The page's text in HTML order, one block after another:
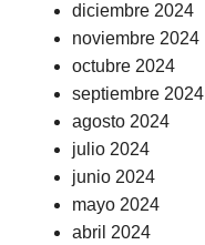
diciembre 2024
noviembre 2024
octubre 2024
septiembre 2024
agosto 2024
julio 2024
junio 2024
mayo 2024
abril 2024